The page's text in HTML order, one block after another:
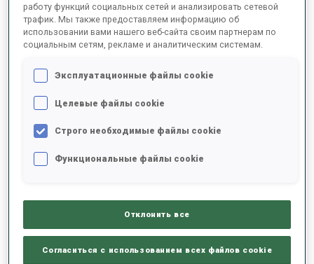
ДАТА РОЖДЕНИЯ
06 ФЕВ. 2005
работу функций социальных сетей и анализировать сетевой
трафик. Мы также предоставляем информацию об
использовании вами нашего веб-сайта своим партнерам по
социальным сетям, рекламе и аналитическим системам.
Эксплуатационные файлы cookie
Целевые файлы cookie
Строго необходимые файлы cookie
Функциональные файлы cookie
Отклонить все
Согласиться с использованием всех файлов cookie